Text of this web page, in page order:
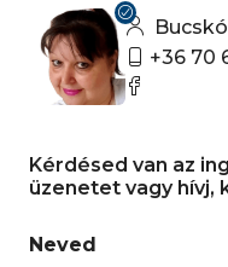
+36 70
Kérdésed van az
üzenetet vagy hívj,
Neved